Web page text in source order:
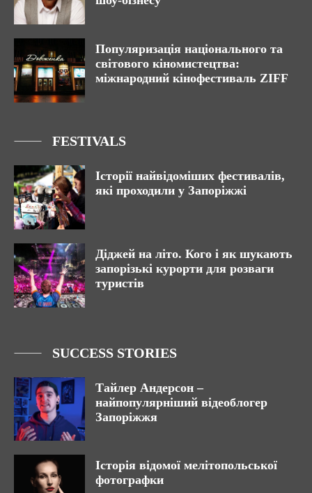
Популяризація національного та
світового кіномистецтва:
міжнародний кінофестиваль ZIFF
FESTIVALS
Історії найвідоміших фестивалів,
які проходили у Запоріжжі
Діджей на літо. Кого і як шукають
запорізькі курорти для розваги
туристів
SUCCESS STORIES
Тайлер Андерсон –
найпопулярніший відеоблогер
Запоріжжя
Історія відомої мелітопольської
фотографки